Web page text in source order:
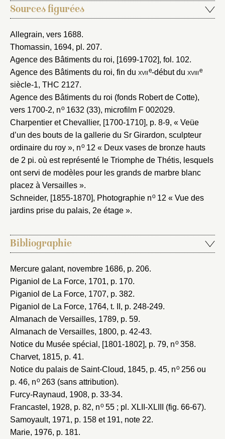
Sources figurées
Allegrain, vers 1688.
Thomassin, 1694, pl. 207.
Agence des Bâtiments du roi, [1699-1702], fol. 102.
Agence des Bâtiments du roi, fin du xviie-début du xviiie
siècle-1, THC 2127.
Agence des Bâtiments du roi (fonds Robert de Cotte),
vers 1700-2, no1632 (33), microfilm F 002029.
Charpentier et Chevallier, [1700-1710], p. 8-9, « Veüe
d’un des bouts de la gallerie du Sr Girardon, sculpteur
ordinaire du roy », no12 « Deux vases de bronze hauts
de 2 pi. où est représenté le Triomphe de Thétis, lesquels
ont servi de modèles pour les grands de marbre blanc
placez à Versailles ».
Schneider, [1855-1870], Photographie no12 « Vue des
jardins prise du palais, 2e étage ».
Bibliographie
Mercure galant, novembre 1686, p. 206.
Piganiol de La Force, 1701, p. 170.
Piganiol de La Force, 1707, p. 382.
Piganiol de La Force, 1764, t. II, p. 248-249.
Almanach de Versailles, 1789, p. 59.
Almanach de Versailles, 1800, p. 42-43.
Notice du Musée spécial, [1801-1802], p. 79, no358.
Charvet, 1815, p. 41.
Notice du palais de Saint-Cloud, 1845, p. 45, no256 ou
p. 46, no263 (sans attribution).
Furcy-Raynaud, 1908, p. 33-34.
Francastel, 1928, p. 82, no55 ; pl. XLII-XLIII (fig. 66-67).
Samoyault, 1971, p. 158 et 191, note 22.
Marie, 1976, p. 181.